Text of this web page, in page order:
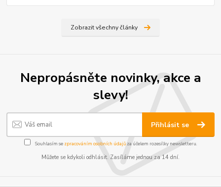
Zobrazit všechny články
Nepropásněte novinky, akce a
slevy!
Přihlásit se
Souhlasím se zpracováním osobních údajůza účelem rozesílky newsletteru.
Můžete se kdykoli odhlásit. Zasíláme jednou za 14 dní.